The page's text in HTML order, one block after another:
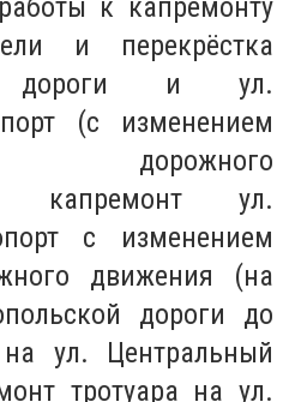
к капремонту
и перекрёстка
дороги и ул.
(с изменением
дорожного
капремонт ул.
с изменением
движения (на
дороги до
ул. Центральный
тротуара на ул.